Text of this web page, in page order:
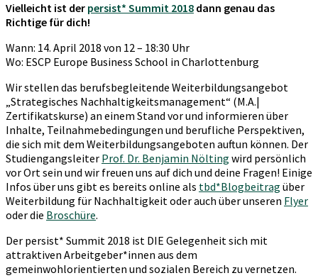
Vielleicht ist der persist* Summit 2018 dann genau das
Richtige für dich!
Wann: 14. April 2018 von 12 – 18:30 Uhr
Wo: ESCP Europe Business School in Charlottenburg
Wir stellen das berufsbegleitende Weiterbildungsangebot
„Strategisches Nachhaltigkeitsmanagement“ (M.A.|
Zertifikatskurse) an einem Stand vor und informieren über
Inhalte, Teilnahmebedingungen und berufliche Perspektiven,
die sich mit dem Weiterbildungsangeboten auftun können. Der
Studiengangsleiter Prof. Dr. Benjamin Nölting wird persönlich
vor Ort sein und wir freuen uns auf dich und deine Fragen! Einige
Infos über uns gibt es bereits online als tbd*Blogbeitrag über
Weiterbildung für Nachhaltigkeit oder auch über unseren Flyer
oder die Broschüre.
Der persist* Summit 2018 ist DIE Gelegenheit sich mit
attraktiven Arbeitgeber*innen aus dem
gemeinwohlorientierten und sozialen Bereich zu vernetzen.